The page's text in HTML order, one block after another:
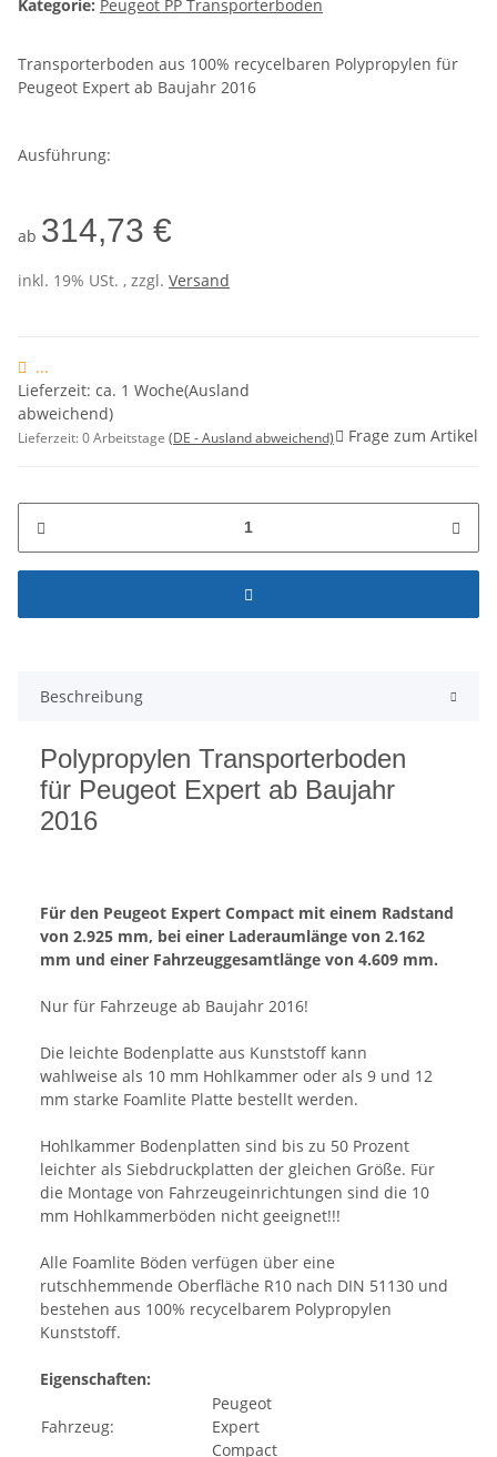
Kategorie: Peugeot PP Transporterboden
Transporterboden aus 100% recycelbaren Polypropylen für
Peugeot Expert ab Baujahr 2016
Ausführung:
ab 314,73 €
inkl. 19% USt. , zzgl. Versand
...
Lieferzeit: ca. 1 Woche(Ausland
abweichend)
Lieferzeit:0 Arbeitstage (DE - Ausland abweichend) Frage zum Artikel
Beschreibung
Polypropylen Transporterboden
für Peugeot Expert ab Baujahr
2016
Für den Peugeot Expert Compact mit einem Radstand
von 2.925 mm, bei einer Laderaumlänge von 2.162
mm und einer Fahrzeuggesamtlänge von 4.609 mm.
Nur für Fahrzeuge ab Baujahr 2016!
Die leichte Bodenplatte aus Kunststoff kann
wahlweise als 10 mm Hohlkammer oder als 9 und 12
mm starke Foamlite Platte bestellt werden.
Hohlkammer Bodenplatten sind bis zu 50 Prozent
leichter als Siebdruckplatten der gleichen Größe. Für
die Montage von Fahrzeugeinrichtungen sind die 10
mm Hohlkammerböden nicht geeignet!!!
Alle Foamlite Böden verfügen über eine
rutschhemmende Oberfläche R10 nach DIN 51130 und
bestehen aus 100% recycelbarem Polypropylen
Kunststoff.
Eigenschaften:
Fahrzeug:
Peugeot
Expert
Compact